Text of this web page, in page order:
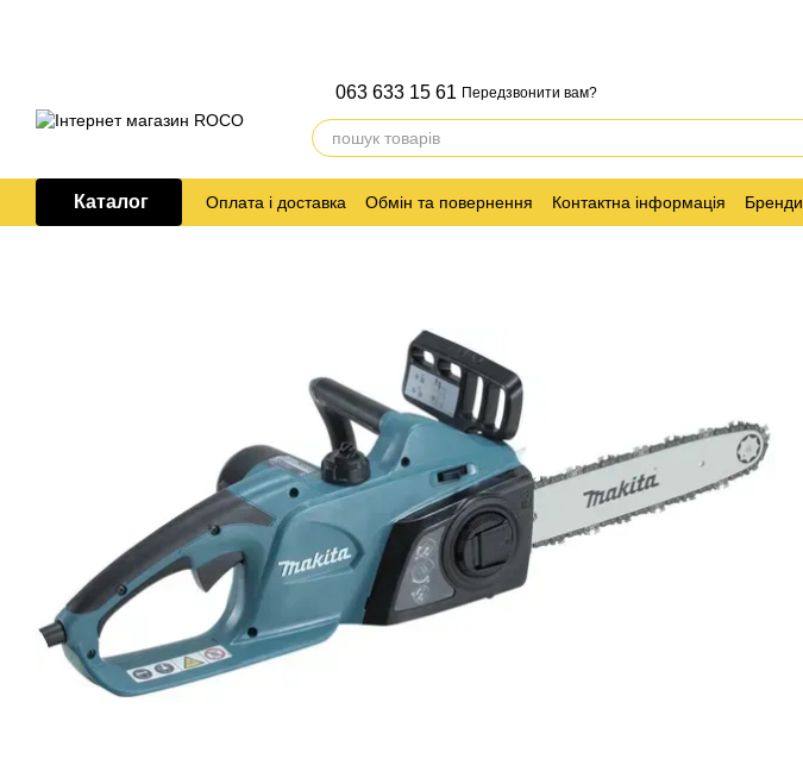
063 633 15 61 Передзвонити вам?
Каталог Оплата і доставка Обмін та повернення Контактна інформація Бренди